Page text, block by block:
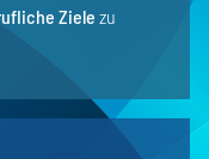
Ziele zu